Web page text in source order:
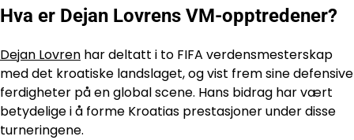
Hva er Dejan Lovrens VM-opptredener?
Dejan Lovren har deltatt i to FIFA verdensmesterskap
med det kroatiske landslaget, og vist frem sine defensive
ferdigheter på en global scene. Hans bidrag har vært
betydelige i å forme Kroatias prestasjoner under disse
turneringene.